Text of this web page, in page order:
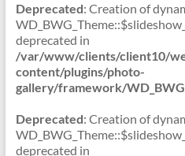
Deprecated: Creation of
deprecated in
/var/www/clients/client10/
content/plugins/photo-
gallery/framework/
Deprecated: Creation of
deprecated in